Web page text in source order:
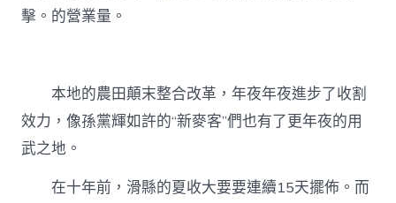
擊。的營業量。
本地的農田顛末整合改革，年夜年夜進步了收割
效力，像孫黨輝如許的“新麥客”們也有了更年夜的用
武之地。
在十年前，滑縣的夏收大要要連續15天擺佈。而